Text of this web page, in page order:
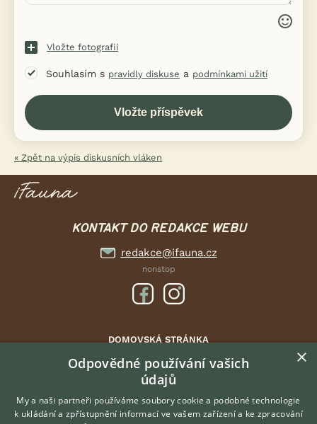
Vložte fotografii
Souhlasím s pravidly diskuse a podmínkami užití
« Zpět na výpis diskusních vláken
KONTAKT DO REDAKCE WEBU
redakce@ifauna.cz
nonstop
DOMOVSKÁ STRÁNKA
INZERCE
DISKUSE
ČLÁNKY
ATLAS
×
Odpovědné používání vašich
údajů
My a naši partneři používáme soubory cookie a podobné technologie
k ukládání a zpřístupnění informací ve vašem zařízení a ke zpracování